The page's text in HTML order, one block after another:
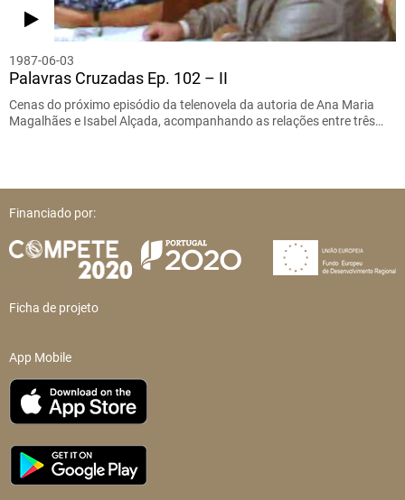
1987-06-03
Palavras Cruzadas Ep. 102 – II
Cenas do próximo episódio da telenovela da autoria de Ana Maria
Magalhães e Isabel Alçada, acompanhando as relações entre três…
Financiado por:
Ficha de projeto
App Mobile